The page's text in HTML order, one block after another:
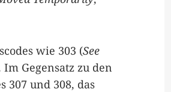
wie 303 (See
Im Gegensatz zu den
307 und 308, das